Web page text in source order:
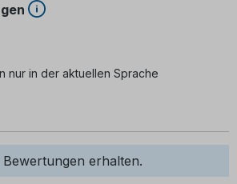
nur in der aktuellen Sprache
erhalten.